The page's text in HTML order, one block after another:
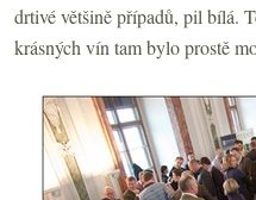
drtivé většině případů, pil bílá.
krásných vín tam bylo prostě